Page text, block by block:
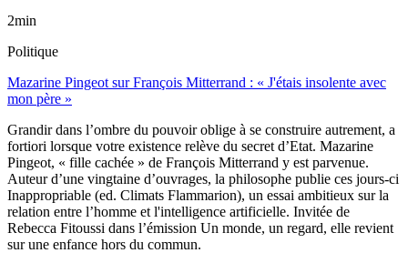
2min
Politique
Mazarine Pingeot sur François Mitterrand : « J'étais insolente avec
mon père »
Grandir dans l’ombre du pouvoir oblige à se construire autrement, a
fortiori lorsque votre existence relève du secret d’Etat. Mazarine
Pingeot, « fille cachée » de François Mitterrand y est parvenue.
Auteur d’une vingtaine d’ouvrages, la philosophe publie ces jours-ci
Inappropriable (ed. Climats Flammarion), un essai ambitieux sur la
relation entre l’homme et l'intelligence artificielle. Invitée de
Rebecca Fitoussi dans l’émission Un monde, un regard, elle revient
sur une enfance hors du commun.